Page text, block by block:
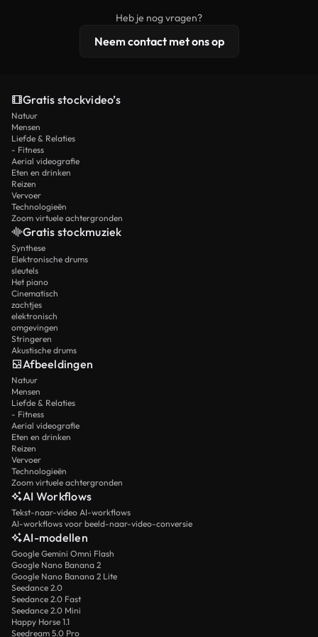
licentiebescherming omvat.
Heb je nog vragen?
Neem contact met ons op
Gratis stockvideo’s
Natuur
Mensen
Liefde & Relaties
- Fitness
Aerial videografie
Eten en drinken
Reizen
Vervoer
Technologieën
Zoom virtuele achtergronden
Gratis stockmuziek
Synthese
Elektronische drums
sleutels
Het piano
Cinematisch
zachtjes
elektronisch
omgevingen
Stringeren
Akustische drums
Afbeeldingen
Natuur
Mensen
Liefde & Relaties
- Fitness
Aerial videografie
Eten en drinken
Reizen
Vervoer
Technologieën
Zoom virtuele achtergronden
AI Workflows
Tekst-naar-video AI-workflows
AI-workflows voor beeld-naar-video-conversie
AI-modellen
Google Gemini Omni Flash
Google Nano Banana 2
Google Nano Banana 2 Lite
Seedance 2.0
Seedance 2.0 Fast
Seedance 2.0 Mini
Happy Horse 1.1
Seedream 5.0 Pro